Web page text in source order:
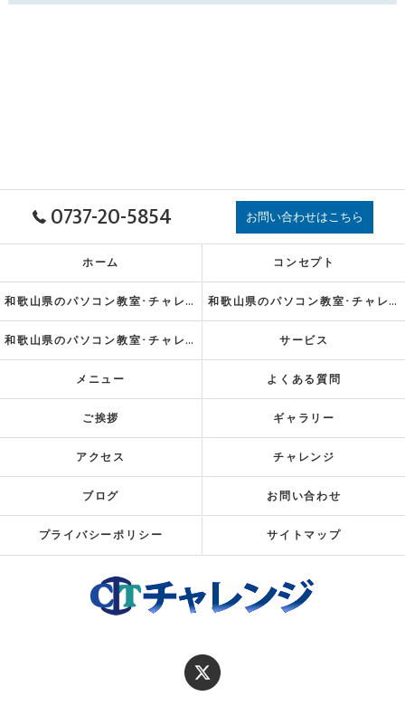
0737-20-5854 お問い合わせはこちら
ホーム コンセプト
和歌山県のパソコン教室･チャレンジの口コミ情報 和歌山県のパソコン教室･チャレンジの評判
和歌山県のパソコン教室･チャレンジのお客様の声 サービス
メニュー よくある質問
ご挨拶 ギャラリー
アクセス チャレンジ
ブログ お問い合わせ
プライバシーポリシー サイトマップ